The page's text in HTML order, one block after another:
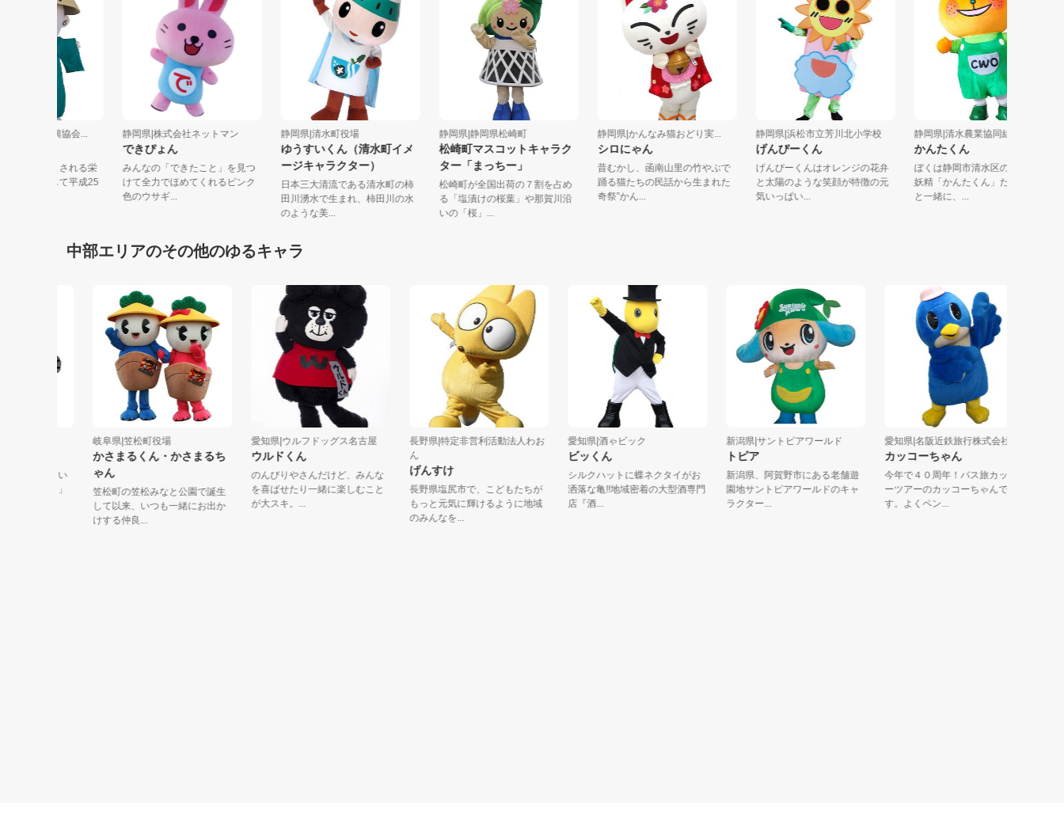
|島田市茶業振興協会...
お茶を広めたとされる栄
をモチーフとして平成25
静岡県|株式会社ネットマン
できぴょん
みんなの「できたこと」を見つ
けて全力でほめてくれるピンク
色のウサギ...
静岡県|清水町役場
ゆうすいくん（清水町イメ
ージキャラクター）
日本三大清流である清水町の柿
田川湧水で生まれ、柿田川の水
のような美...
静岡県|静岡県松崎町
松崎町マスコットキャラク
ター「まっちー」
松崎町が全国出荷の７割を占め
る「塩漬けの桜葉」や那賀川沿
いの「桜」...
静岡県|かんなみ猫おどり実...
シロにゃん
昔むかし、函南山里の竹やぶで
踊る猫たちの民話から生まれた
奇祭”かん...
静岡県|浜松市立芳川北小学校
げんぴーくん
げんぴーくんはオレンジの花弁
と太陽のような笑顔が特徴の元
気いっぱい...
静岡県|清水農業協同組合
かんたくん
ぼくは静岡市清水区のミカン
妖精「かんたくん」だよ！家
と一緒に、...
中部エリアのその他のゆるキャラ
岐阜県|笠松町役場
かさまるくん・かさまるち
ゃん
笠松町の笠松みなと公園で誕生
して以来、いつも一緒にお出か
けする仲良...
愛知県|ウルフドッグス名古屋
ウルドくん
のんびりやさんだけど、みんな
を喜ばせたり一緒に楽しむこと
が大スキ。...
長野県|特定非営利活動法人わお
げんすけ
長野県塩尻市で、こどもたちが
もっと元気に輝けるように地域
のみんなを...
愛知県|酒ゃビック
ビッくん
シルクハットに蝶ネクタイがお
洒落な亀!!地域密着の大型酒専門
店『酒...
新潟県|サントピアワールド
トピア
新潟県、阿賀野市にある老舗遊
園地サントピアワールドのキャ
ラクター...
愛知県|名阪近鉄旅行株式会社
カッコーちゃん
今年で４０周年！バス旅カッコ
ーツアーのカッコーちゃんで
す。よくペン...